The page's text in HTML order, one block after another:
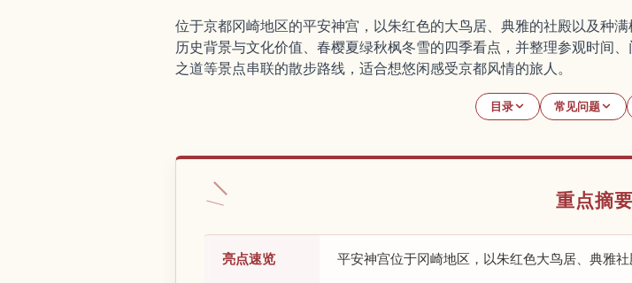
位于京都冈崎地区的平安神宫，以朱红色的大鸟居、典雅的社殿以及种
历史背景与文化价值、春樱夏绿秋枫冬雪的四季看点，并整理参观时间
之道等景点串联的散步路线，适合想悠闲感受京都风情的旅人。
目录 常见问题
重点摘要
亮点速览 平安神宫位于冈崎地区，以朱红色大鸟居、典雅社